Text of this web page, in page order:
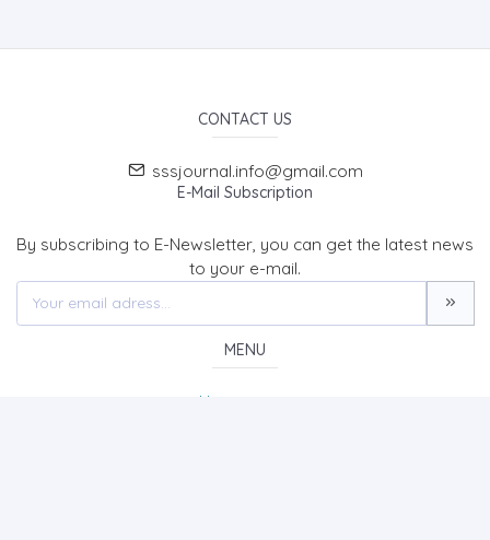
CONTACT US
sssjournal.info@gmail.com
E-Mail Subscription
By subscribing to E-Newsletter, you can get the latest news
to your e-mail.
MENU
Home page